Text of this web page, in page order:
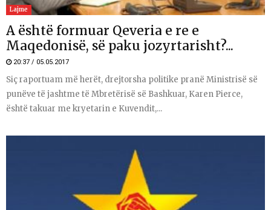
Lajme
A është formuar Qeveria e re e
Maqedonisë, së paku jozyrtarisht?...
20:37 / 05.05.2017
Siç raportuam më herët, drejtorsha politike pranë Ministrisë së
punëve të jashtme të Mbretërisë së Bashkuar, Karen Pierce,
është takuar me kryetarin e Kuvendit,...